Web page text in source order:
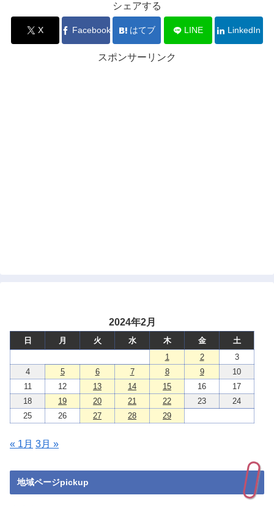
シェアする
X Facebook はてブ LINE LinkedIn
スポンサーリンク
2024年2月
日 月 火 水 木 金
土
1
2
3
4
5 6 7 8 9
10
11
12 13 14 15 16
17
18
19 20 21 22 23
24
25
26 27 28 29
« 1月 3月 »
地域ページpickup